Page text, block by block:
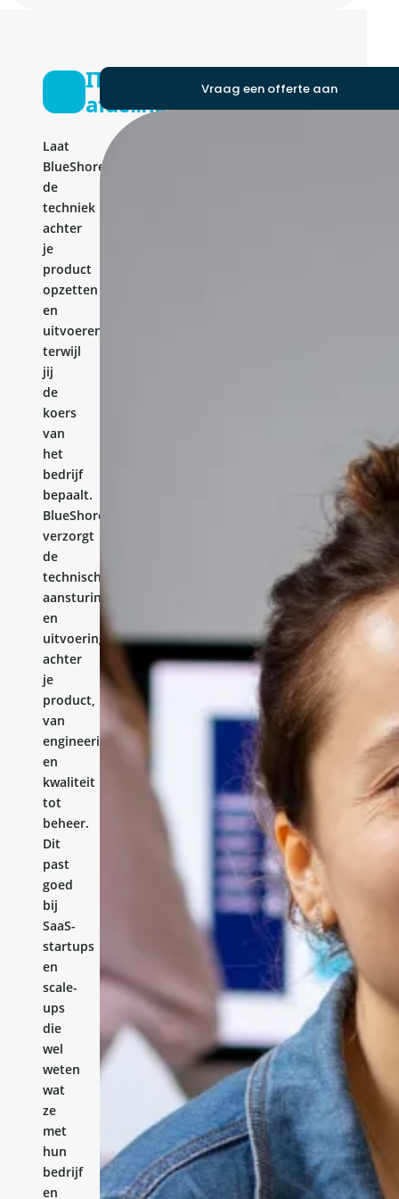
IT-
afdeling
Laat
BlueShores
de
techniek
achter
je
product
opzetten
en
uitvoeren,
terwijl
jij
de
koers
van
het
bedrijf
bepaalt.
BlueShores
verzorgt
de
technische
aansturing
en
uitvoering
achter
je
product,
van
engineering
en
kwaliteit
tot
beheer.
Dit
past
goed
bij
SaaS-
startups
en
scale-
ups
die
wel
weten
wat
ze
met
hun
bedrijf
en
Vraag een offerte aan